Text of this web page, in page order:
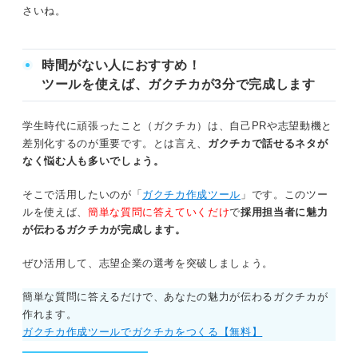
⑤能力や学びを企業が求める人物像とマッ
チさせる
学業のガクチカが思い浮かばない人はこの5つを振
り返ろう！
②専攻を選んだ理由
⑤一番成績が良かった授業
さいね。
時間がない人におすすめ！
ツールを使えば、ガクチカが3分で完成します
学生時代に頑張ったこと（ガクチカ）は、自己PRや志望動機と
差別化するのが重要です。とは言え、 ガクチカで話せるネタが
なく悩む人も多いでしょう。
そこで活用したいのが「 ガクチカ作成ツール 」です。このツー
ルを使えば、 簡単な質問に答えていくだけで採用担当者に魅力
が伝わるガクチカが完成します。
ぜひ活用して、志望企業の選考を突破しましょう。
簡単な質問に答えるだけで、あなたの魅力が伝わるガクチカが
作れます。
ガクチカ作成ツールでガクチカをつくる【無料】
学業はチームではなく個人作業が多いため
ガクチカで学業をアピールすることで企業に与える印象
継続力がある
向上心がある
GPAが低くても大丈夫？ 学業のガクチカと成績の関係
簡単6ステップ！ 学業のガクチカの基本構成
②動機：その学業に取り組んだ理由